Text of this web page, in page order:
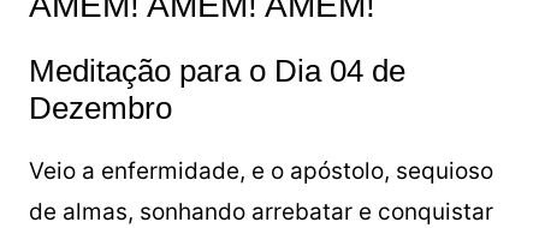
Meditação para o Dia 04 de
Dezembro
Veio a enfermidade, e o apóstolo, sequioso
de almas, sonhando arrebatar e conquistar